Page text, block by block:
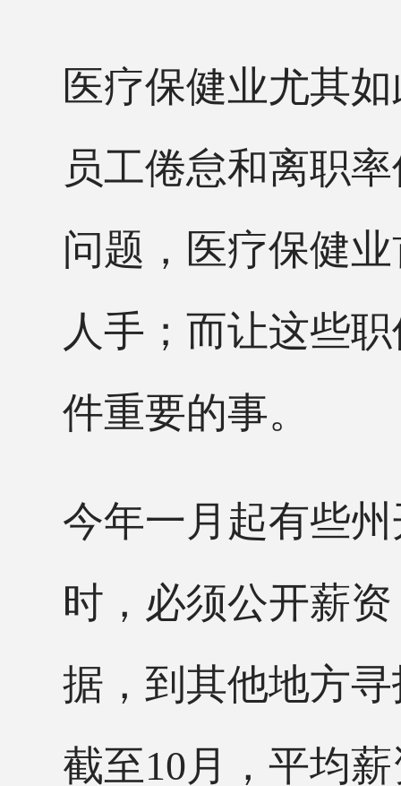
医疗保健业尤其
员工倦怠和离职
问题，医疗保健
人手；而让这些
件重要的事。
今年一月起有些
时，必须公开薪
据，到其他地方
截至10月，平均